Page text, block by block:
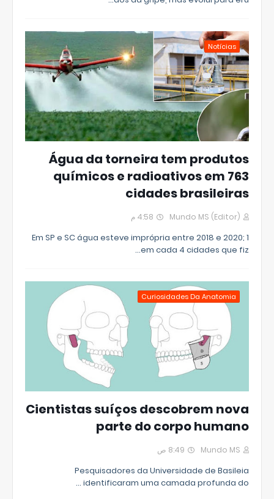
Notícias
Água da torneira tem produtos
químicos e radioativos em 763
cidades brasileiras
Mundo MS (Editor) 4:58 م
Em SP e SC água esteve imprópria entre 2018 e 2020; 1
em cada 4 cidades que fiz…
Curiosidades Da Anatomia
Cientistas suíços descobrem nova
parte do corpo humano
Mundo MS 8:49 ص
Pesquisadores da Universidade de Basileia
identificaram uma camada profunda do …